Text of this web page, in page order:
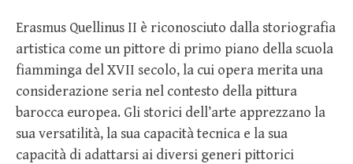
Erasmus Quellinus II è riconosciuto dalla storiografia
artistica come un pittore di primo piano della scuola
fiamminga del XVII secolo, la cui opera merita una
considerazione seria nel contesto della pittura
barocca europea. Gli storici dell’arte apprezzano la
sua versatilità, la sua capacità tecnica e la sua
capacità di adattarsi ai diversi generi pittorici